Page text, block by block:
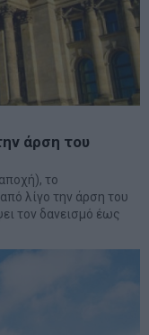
άρση του
το
λίγο την άρση του
τον δανεισμό έως